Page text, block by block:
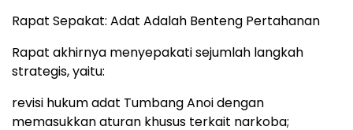
Rapat Sepakat: Adat Adalah Benteng Pertahanan
Rapat akhirnya menyepakati sejumlah langkah
strategis, yaitu:
revisi hukum adat Tumbang Anoi dengan
memasukkan aturan khusus terkait narkoba;